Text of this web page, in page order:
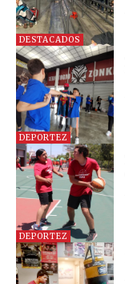
DESTACADOS
DEPORTEZ
DEPORTEZ